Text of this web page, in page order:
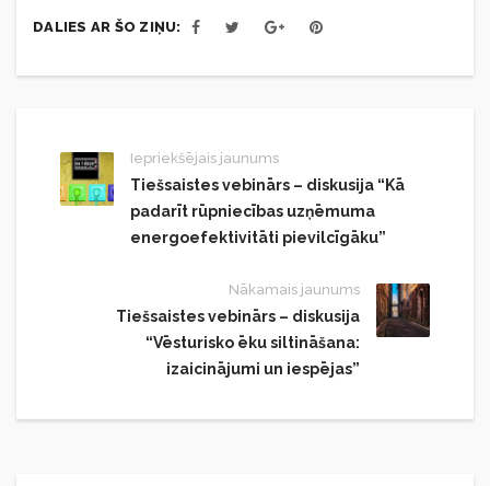
DALIES AR ŠO ZIŅU:
Iepriekšējais jaunums
Tiešsaistes vebinārs – diskusija “Kā
padarīt rūpniecības uzņēmuma
energoefektivitāti pievilcīgāku”
Nākamais jaunums
Tiešsaistes vebinārs – diskusija
“Vēsturisko ēku siltināšana:
izaicinājumi un iespējas”